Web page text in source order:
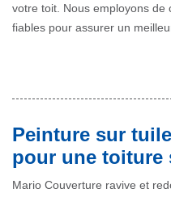
votre toit. Nous employons de
fiables pour assurer un
Peinture sur
pour une toiture
Mario Couverture ravive et